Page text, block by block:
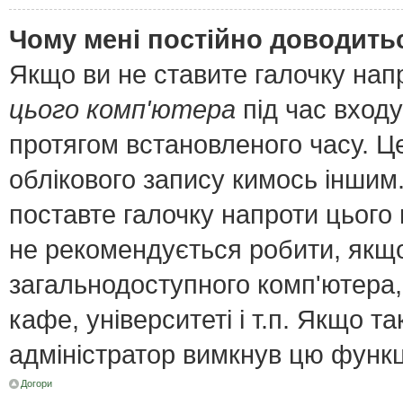
Чому мені постійно
Якщо ви не ставите галочку
цього комп'ютера під час
протягом встановленого часу.
облікового запису кимось
поставте галочку напроти
не рекомендується робити,
загальнодоступного
кафе, університеті і т.п. Якщо
адміністратор вимкнув цю
Догори